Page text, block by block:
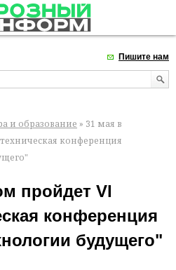
Пишите нам
и образование » 31 мая в
конференция
пройдет Vl
конференция
будущего"